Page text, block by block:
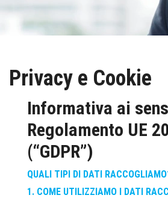
OFFERTA FORMATIVA
LAVORA CON NOI
CONTATTI
BLOG
Privacy e Cookie
Informativa ai
Regolamento UE
(“GDPR”)
QUALI TIPI DI DATI
1. COME UTILIZZIAMO I DATI